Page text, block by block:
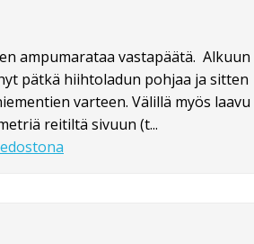
ampumarataa vastapäätä. Alkuun
pätkä hiihtoladun pohjaa ja sitten
varteen. Välillä myös laavu
reitiltä sivuun (t...